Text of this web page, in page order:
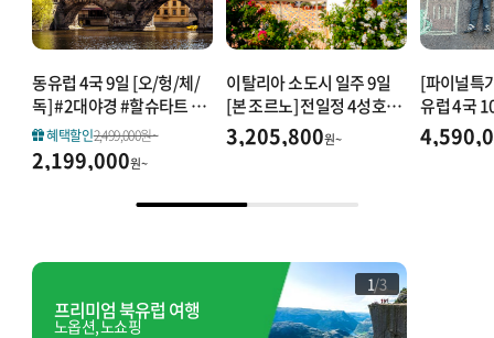
중기(9~10일)
발칸반도
남프랑스/모로코/두바이 연계
튀르키예/그리스
동유럽 4국 9일 [오/헝/체/
독] #2대야경 #할슈타트 #
드레스덴 #로텐부르크 #동
유럽문화탐방 HIT
혜택할인2,499,000원~
2,199,000원~
이탈리아 소도시 일주 9일
[본 조르노] 전일정 4성호텔
_명품아울렛
3,205,800원~
[파이널특
유럽 4국
프/스/이
프리미엄 북유럽 여행
노옵션, 노쇼핑
1/3